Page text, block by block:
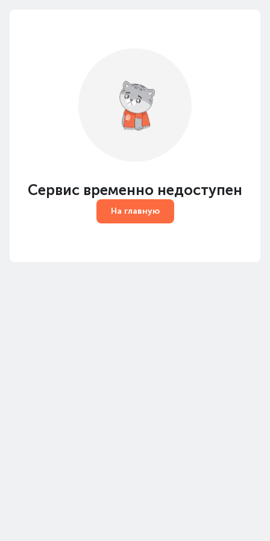
Сервис временно недоступен
На главную